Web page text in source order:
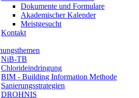
Dokumente und Formulare
Akademischer Kalender
Meistgesucht
Kontakt
NiB-TB
Chlorideindringung
BIM - Building Information Methode
Sanierungsstrategien
DROHNIS